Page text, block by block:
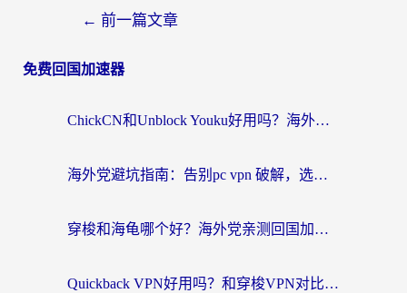
← 前一篇文章
免费回国加速器
ChickCN和Unblock Youku好用吗？海外党亲测3款回国加速器，附iOS免费选择指南
海外党避坑指南：告别pc vpn 破解，选对回国加速器轻松访问国内资源
穿梭和海龟哪个好？海外党亲测回国加速器，附电脑免费VPN推荐
Quickback VPN好用吗？和穿梭VPN对比哪个回国效果更好？海外党必看的真实测评与选择指南